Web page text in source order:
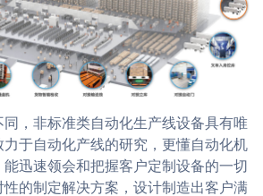
，非标准类自动化生产线设备具有唯
于自动化产线的研究，更懂自动化机
迅速领会和把握客户定制设备的一切
的制定解决方案，设计制造出客户满